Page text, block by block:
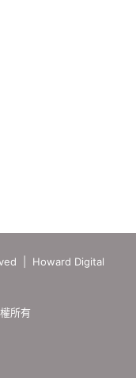
| Howard Digital
所有